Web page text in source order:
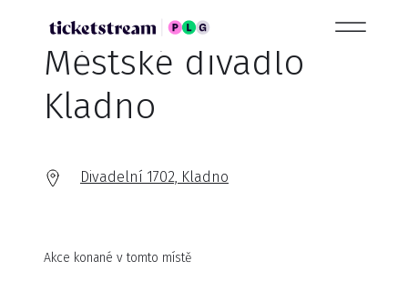
Městské divadlo
Kladno
Divadelní 1702, Kladno
Akce konané v tomto místě